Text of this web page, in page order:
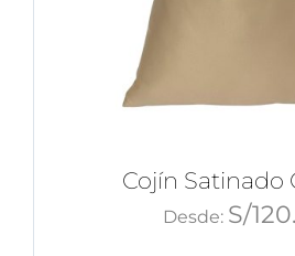
Cojín Satinado
Desde: S/